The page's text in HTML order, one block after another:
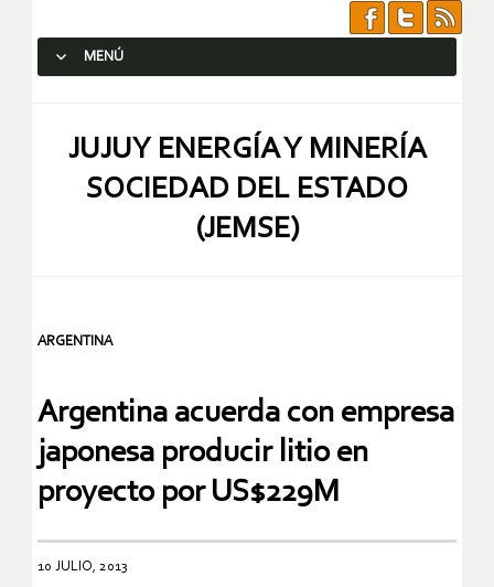
MENÚ
JUJUY ENERGÍA Y MINERÍA
SOCIEDAD DEL ESTADO
(JEMSE)
ARGENTINA
Argentina acuerda con empresa
japonesa producir litio en
proyecto por US$229M
10 JULIO, 2013